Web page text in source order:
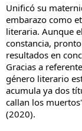
Unificó su
embarazo como
literaria. Aunque
constancia,
resultados en
Gracias a
género literario
acumula ya dos
callan los
(2020).